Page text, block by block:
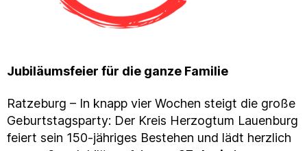
Jubiläumsfeier für die ganze Familie
Ratzeburg – In knapp vier Wochen steigt die große
Geburtstagsparty: Der Kreis Herzogtum Lauenburg
feiert sein 150-jähriges Bestehen und lädt herzlich